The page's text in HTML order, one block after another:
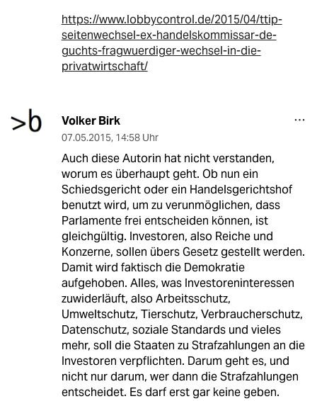
https://www.lobbycontrol.de/2015/04/ttip-
seitenwechsel-ex-handelskommissar-de-
guchts-fragwuerdiger-wechsel-in-die-
privatwirtschaft/
Volker Birk
07.05.2015, 14:58 Uhr
Auch diese Autorin hat nicht verstanden,
worum es überhaupt geht. Ob nun ein
Schiedsgericht oder ein Handelsgerichtshof
benutzt wird, um zu verunmöglichen, dass
Parlamente frei entscheiden können, ist
gleichgültig. Investoren, also Reiche und
Konzerne, sollen übers Gesetz gestellt werden.
Damit wird faktisch die Demokratie
aufgehoben. Alles, was Investoreninteressen
zuwiderläuft, also Arbeitsschutz,
Umweltschutz, Tierschutz, Verbraucherschutz,
Datenschutz, soziale Standards und vieles
mehr, soll die Staaten zu Strafzahlungen an die
Investoren verpflichten. Darum geht es, und
nicht nur darum, wer dann die Strafzahlungen
entscheidet. Es darf erst gar keine geben.